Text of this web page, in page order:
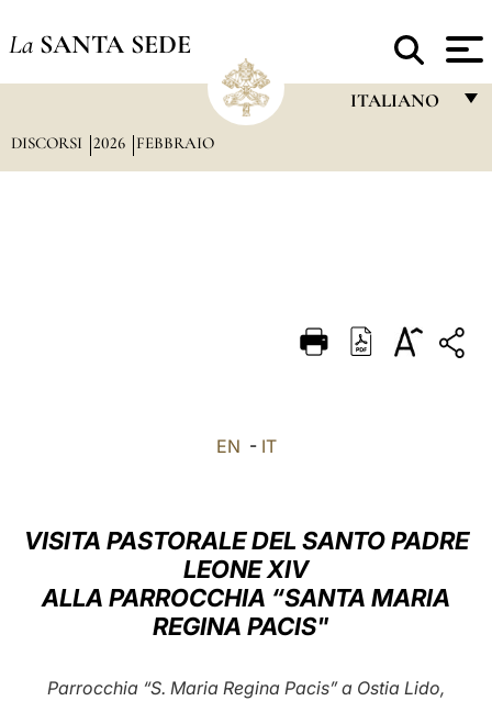
La SANTA SEDE
ITALIANO
DEUTSCH
LATINE
DISCORSI 2026 FEBBRAIO
EN - IT
VISITA PASTORALE DEL SANTO PADRE
LEONE XIV
ALLA PARROCCHIA “SANTA MARIA
REGINA PACIS"
Parrocchia “S. Maria Regina Pacis” a Ostia Lido,